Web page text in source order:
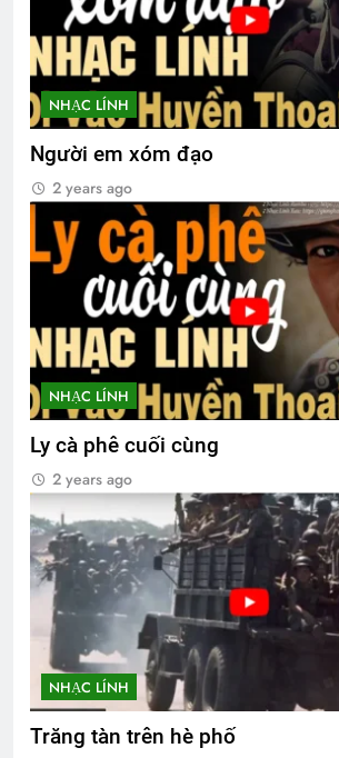
NHẠC LÍNH
Người em xóm đạo
2 years ago
NHẠC LÍNH
Ly cà phê cuối cùng
2 years ago
NHẠC LÍNH
Trăng tàn trên hè phố